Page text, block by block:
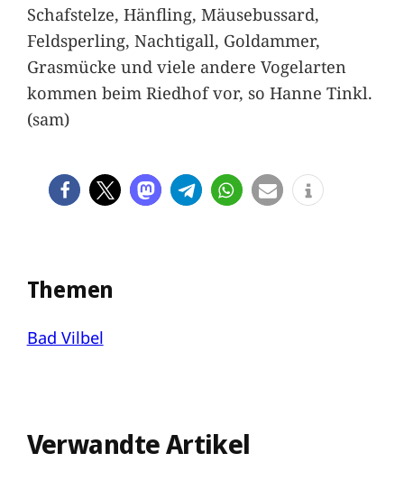
Schafstelze, Hänfling, Mäusebussard,
Feldsperling, Nachtigall, Goldammer,
Grasmücke und viele andere Vogelarten
kommen beim Riedhof vor, so Hanne Tinkl.
(sam)
Themen
Bad Vilbel
Verwandte Artikel